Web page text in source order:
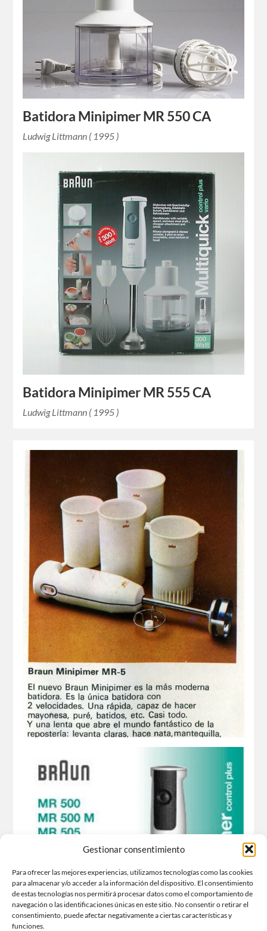
Gestionar consentimiento
Para ofrecer las mejores experiencias, utilizamos tecnologías como las cookies
para almacenar y/o acceder a la información del dispositivo. El consentimiento
de estas tecnologías nos permitirá procesar datos como el comportamiento de
navegación o las identificaciones únicas en este sitio. No consentir o retirar el
consentimiento, puede afectar negativamente a ciertas características y
funciones.
Batidora Minipimer MR 550 CA
Ludwig Littmann ( 1995 )
Batidora Minipimer MR 555 CA
Ludwig Littmann ( 1995 )
Batidora Minipimer MR 5
Dieter Rams ( 1978 )